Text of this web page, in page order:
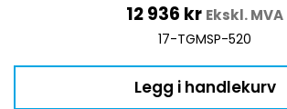
12 936 kr Ekskl. MVA
17-TGMSP-520
Legg i handlekurv